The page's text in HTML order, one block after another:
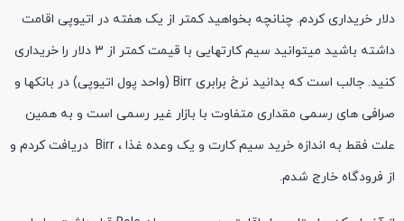
دلار خریداری کردم. چنانچه بخواهید کمتر از یک هفته در اتیوپی اقامت
داشته باشید میتوانید سیم کارتهایی با قیمت کمتر از 3 دلار را خریداری
کنید. جالب است که بدانید نرخ برابری Birr (واحد پول اتیوپی) در بانکها و
صرافی های رسمی مقداری متفاوت با بازار غیر رسمی است و به همین
علت فقط به اندازه خرید سیم کارت و یک وعده غذا ، Birr دریافت کردم و
از فرودگاه خارج شدم.